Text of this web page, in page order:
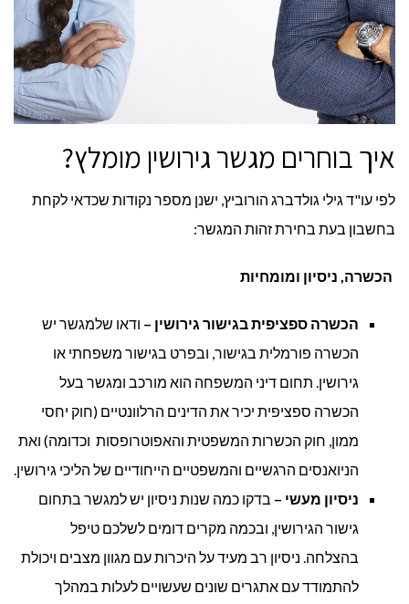
איך בוחרים מגשר גירושין מומלץ?
לפי עו"ד גילי גולדברג הורוביץ, ישנן מספר נקודות שכדאי לקחת
בחשבון בעת בחירת זהות המגשר:
הכשרה, ניסיון ומומחיות
הכשרה ספציפית בגישור גירושין – ודאו שלמגשר יש
הכשרה פורמלית בגישור, ובפרט בגישור משפחתי או
גירושין. תחום דיני המשפחה הוא מורכב ומגשר בעל
הכשרה ספציפית יכיר את הדינים הרלוונטיים (חוק יחסי
ממון, חוק הכשרות המשפטית והאפוטרופסות וכדומה) ואת
הניואנסים הרגשיים והמשפטיים הייחודיים של הליכי גירושין.
ניסיון מעשי – בדקו כמה שנות ניסיון יש למגשר בתחום
גישור הגירושין, ובכמה מקרים דומים לשלכם טיפל
בהצלחה. ניסיון רב מעיד על היכרות עם מגוון מצבים ויכולת
להתמודד עם אתגרים שונים שעשויים לעלות במהלך